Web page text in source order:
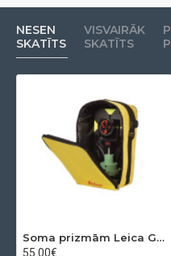
NESEN
SKATĪTS
VISVAIRĀK
SKATĪTS
Soma prizmām Leica GVP102
55.00€